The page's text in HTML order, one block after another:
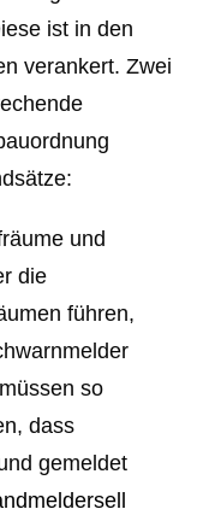
ist in den
verankert. Zwei
und
die
führen,
so
dass
gemeldet
sell